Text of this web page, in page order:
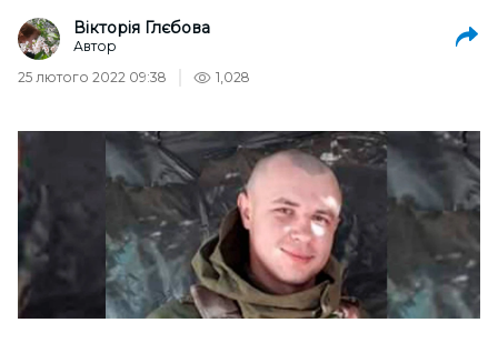
Вікторія Глєбова
Автор
25 лютого 2022 09:38
1,028